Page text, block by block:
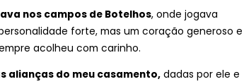
nos campos de Botelhos, onde jogava
forte, mas um coração generoso e
acolheu com carinho.
alianças do meu casamento,dadas por ele e